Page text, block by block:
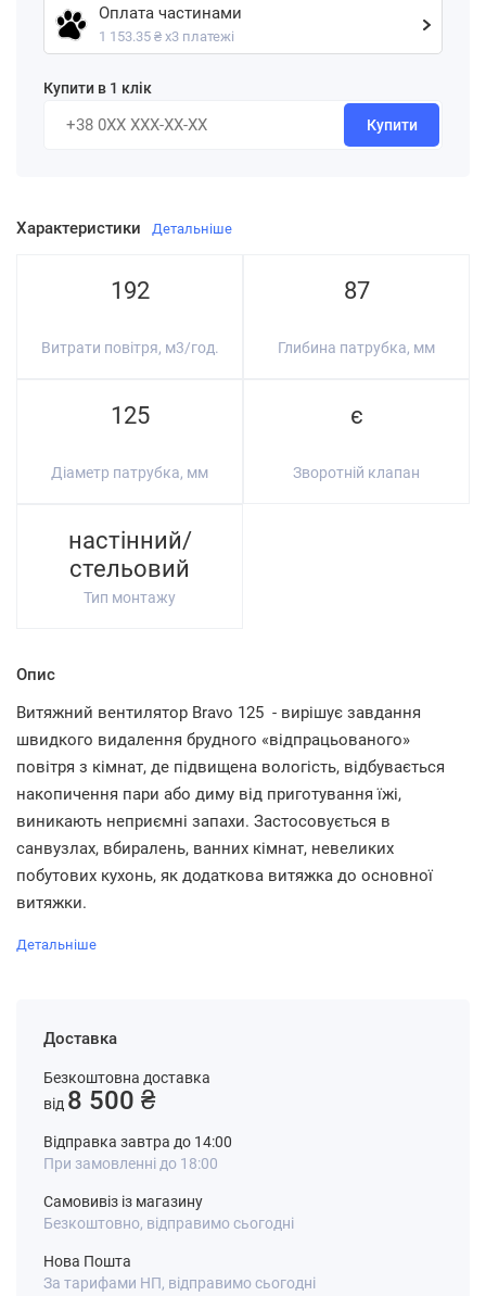
Характеристики Детальніше
192
Витрати повітря, м3/год.
87
Глибина патрубка, мм
125
Діаметр патрубка, мм
є
Зворотній клапан
настінний/
стельовий
Тип монтажу
Опис
Витяжний вентилятор Bravo 125 - вирішує завдання
швидкого видалення брудного «відпрацьованого»
повітря з кімнат, де підвищена вологість, відбувається
накопичення пари або диму від приготування їжі,
виникають неприємні запахи. Застосовується в
санвузлах, вбиралень, ванних кімнат, невеликих
побутових кухонь, як додаткова витяжка до основної
витяжки.
Детальніше
Доставка
Безкоштовна доставка
від 8 500 ₴
Відправка завтра до 14:00
При замовленні до 18:00
Самовивіз із магазину
Безкоштовно, відправимо сьогодні
Нова Пошта
За тарифами НП, відправимо сьогодні
Оплата частинами
1 153.35 ₴ х3 платежі
Купити в 1 клік
Купити